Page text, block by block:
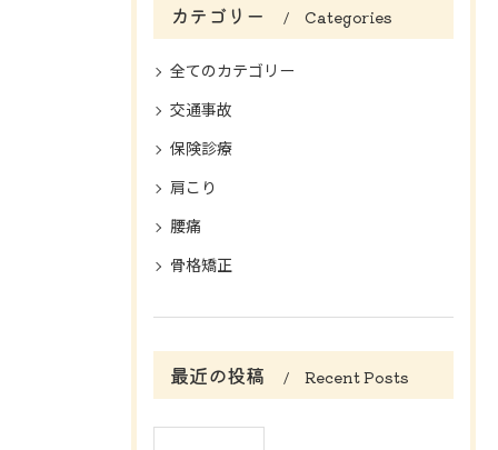
カテゴリー Categories
全てのカテゴリー
交通事故
保険診療
肩こり
腰痛
骨格矯正
最近の投稿 Recent Posts